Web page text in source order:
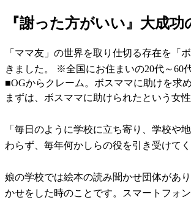
『謝った方がいい』大成
「ママ友」の世界を取り仕切る存在を
きました。 ※全国にお住まいの20代～60
■OGからクレーム。ボスママに助けを
まずは、ボスママに助けられたという女
「毎日のように学校に立ち寄り、学校や
わらず、毎年何かしらの役を引き受けて
娘の学校では絵本の読み聞かせ団体があ
かせをした時のことです。スマートフォ